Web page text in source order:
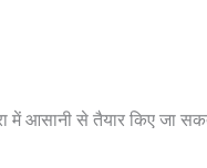
में आसानी से तैयार किए जा